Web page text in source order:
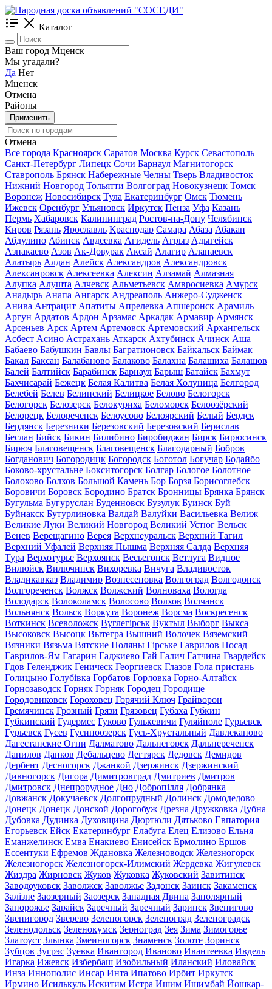
Каталог
Ваш город Мценск
Мы угадали?
Да Нет
Мценск
Отмена
Районы
Применить
Отмена
Все города Красноярск Саратов Москва Курск Севастополь
Санкт-Петербург Липецк Сочи Барнаул Магнитогорск
Ставрополь Брянск Набережные Челны Тверь Владивосток
Нижний Новгород Тольятти Волгоград Новокузнецк Томск
Воронеж Новосибирск Тула Екатеринбург Омск Тюмень
Ижевск Оренбург Ульяновск Иркутск Пенза Уфа Казань
Пермь Хабаровск Калининград Ростов-на-Дону Челябинск
Киров Рязань Ярославль Краснодар Самара Абаза Абакан
Абдулино Абинск Авдеевка Агидель Агрыз Адыгейск
Азнакаево Азов Ак-Довурак Аксай Алагир Алапаевск
Алатырь Алдан Алейск Александров Александровск
Алексанровск Алексеевка Алексин Алзамай Алмазная
Алупка Алушта Алчевск Альметьевск Амвросиевка Амурск
Анадырь Анапа Ангарск Андреаполь Анжеро-Судженск
Анива Антрацит Апатиты Апрелевка Апшеронск Арамиль
Аргун Ардатов Ардон Арзамас Аркадак Армавир Армянск
Арсеньев Арск Артем Артемовск Артемовский Архангельск
Асбест Асино Астрахань Аткарск Ахтубинск Ачинск Аша
Бабаево Бабушкин Бавлы Багратионовск Байкальск Баймак
Бакал Баксан Балабаново Балаково Балахна Балашиха Балашов
Балей Балтийск Барабинск Барнаул Барыш Батайск Бахмут
Бахчисарай Бежецк Белая Калитва Белая Холуница Белгород
Белебей Белев Белинский Белицкое Белово Белогорск
Белогорск Белозерск Белокуриха Беломорск Белоозёрский
Белорецк Белореченск Белоусово Белоярский Белый Бердск
Бердянск Березники Березовский Березовский Берислав
Беслан Бийск Бикин Билибино Биробиджан Бирск Бирюсинск
Бирюч Благовещенск Благовещенск Благодарный Бобров
Богданович Богородицк Богородск Боготол Богучар Бодайбо
Боково-хрустальне Бокситогорск Болгар Бологое Болотное
Болохово Болхов Большой Камень Бор Борзя Борисоглебск
Боровичи Боровск Бородино Братск Бронницы Брянка Брянск
Бугульма Бугуруслан Буденновск Бузулук Буинск Буй
Буйнакск Бутурлиновка Валдай Валуйки Васильевка Велиж
Великие Луки Великий Новгород Великий Устюг Вельск
Венев Верещагино Верея Верхнеуральск Верхний Тагил
Верхний Уфалей Верхняя Пышма Верхняя Салда Верхняя
Тура Верхотурье Верхоянск Весьегонск Ветлуга Видное
Вилюйск Вилючинск Вихоревка Вичуга Владивосток
Владикавказ Владимир Вознесеновка Волгоград Волгодонск
Волгореченск Волжск Волжский Волноваха Вологда
Володарск Волоколамск Волосово Волхов Волчанск
Вольнянск Вольск Воркута Воронеж Ворсма Воскресенск
Воткинск Всеволожск Вуглегірськ Вуктыл Выборг Выкса
Высоковск Высоцк Вытегра Вышний Волочек Вяземский
Вязники Вязьма Вятские Поляны Гірське Гаврилов Посад
Гаврилов-Ям Гагарин Гаджиево Гай Галич Гатчина Гвардейск
Гдов Геленджик Геническ Георгиевск Глазов Гола пристань
Голицыно Голубівка Горбатов Горловка Горно-Алтайск
Горнозаводск Горняк Горняк Городец Городище
Городовиковск Гороховец Горячий Ключ Грайворон
Гремячинск Грозный Грязи Грязовец Губаха Губкин
Губкинский Гудермес Гуково Гулькевичи Гуляйполе Гурьевск
Гурьевск Гусев Гусиноозерск Гусь-Хрустальный Давлеканово
Дагестанские Огни Далматово Дальнегорск Дальнереченск
Данилов Данков Дебальцево Дегтярск Дедовск Демидов
Дербент Десногорск Джанкой Дзержинск Дзержинский
Дивногорск Дигора Димитровград Дмитриев Дмитров
Дмитровск Днепрорудное Дно Добропілля Добрянка
Довжанск Докучаевск Долгопрудный Долинск Домодедово
Донецк Донецк Донской Дорогобуж Дрезна Дружковка Дубна
Дубовка Дудинка Духовщина Дюртюли Дятьково Евпатория
Егорьевск Ейск Екатеринбург Елабуга Елец Елизово Ельня
Еманжелинск Емва Енакиево Енисейск Ермолино Ершов
Ессентуки Ефремов Ждановка Железноводск Железногорск
Железногорск Железногорск-Илимский Жердевка Жигулевск
Жиздра Жирновск Жуков Жуковка Жуковский Завитинск
Заводоуковск Заволжск Заволжье Задонск Заинск Закаменск
Залізне Заозерный Заозерск Западная Двина Заполярный
Запорожье Зарайск Заречный Заречный Заринск Звенигово
Звенигород Зверево Зеленогорск Зеленоград Зеленоградск
Зеленодольск Зеленокумск Зерноград Зея Зима Зимогорье
Златоуст Злынка Змеиногорск Знаменск Золоте Зоринск
Зубцов Зугрэс Зуевка Ивангород Иваново Ивантеевка Ивдель
Игарка Ижевск Избербаш Изобильный Иланский Иловайск
Инза Иннополис Инсар Инта Ипатово Ирбит Иркутск
Ирмино Исилькуль Искитим Истра Ишим Ишимбай Йошкар-